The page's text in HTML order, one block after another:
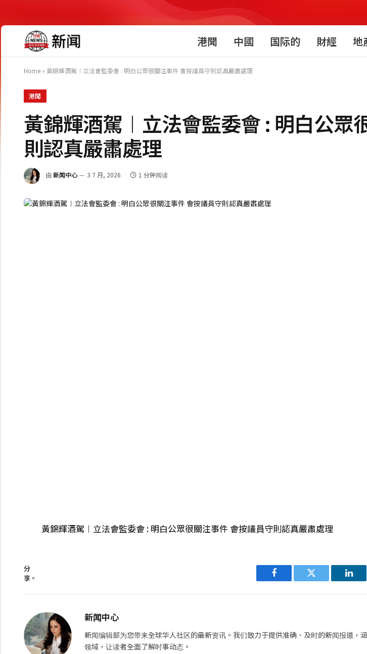
港聞 中國 国际的 財經 地
Home » 黃錦輝酒駕︱立法會監委會 : 明白公眾很關注事件 會按議員守則認真嚴肅處理
港聞
黃錦輝酒駕︱立法會監委會 : 明白公眾
則認真嚴肅處理
由 新闻中心 3 7 月, 2026 1 分钟阅读
黃錦輝酒駕︱立法會監委會 : 明白公眾很關注事件 會按議員守則認真嚴肅處理
分
享。
Facebook Twitter
新闻中心
新闻编辑部为您带来全球华人社区的最新资讯。我们致力于提供准确、及时的新闻报道，
领域，让读者全面了解时事动态。